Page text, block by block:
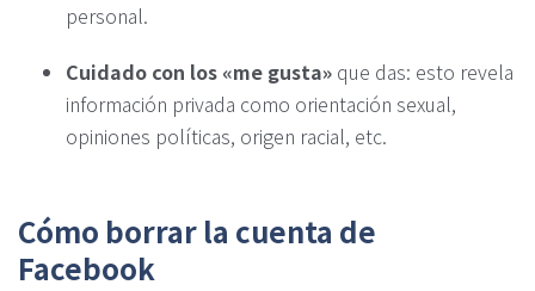
personal.
Cuidado con los «me gusta» que das: esto revela
información privada como orientación sexual,
opiniones políticas, origen racial, etc.
Cómo borrar la cuenta de
Facebook